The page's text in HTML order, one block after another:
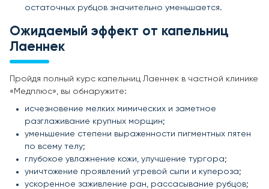
остаточных рубцов значительно уменьшается.
Ожидаемый эффект от капельниц
Лаеннек
Пройдя полный курс капельниц Лаеннек в частной клинике
«Медплюс», вы обнаружите:
исчезновение мелких мимических и заметное
разглаживание крупных морщин;
уменьшение степени выраженности пигментных пятен
по всему телу;
глубокое увлажнение кожи, улучшение тургора;
уничтожение проявлений угревой сыпи и купероза;
ускоренное заживление ран, рассасывание рубцов;